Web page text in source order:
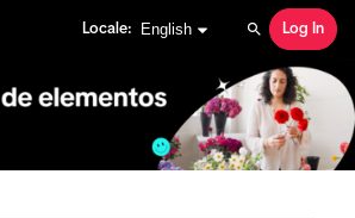
Locale: English Search
Log In